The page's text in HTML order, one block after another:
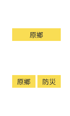
原鄉
原鄉 防災